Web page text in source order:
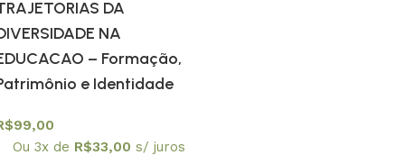
DA
NA
– Formação,
e Identidade
99,00
Ou 3x de R$33,00 s/ juros